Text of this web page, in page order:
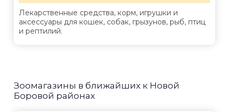
Лекарственные средства, корм, игрушки и
аксессуары для кошек, собак, грызунов, рыб, птиц
и рептилий.
Зоомагазины в ближайших к Новой
Боровой районах